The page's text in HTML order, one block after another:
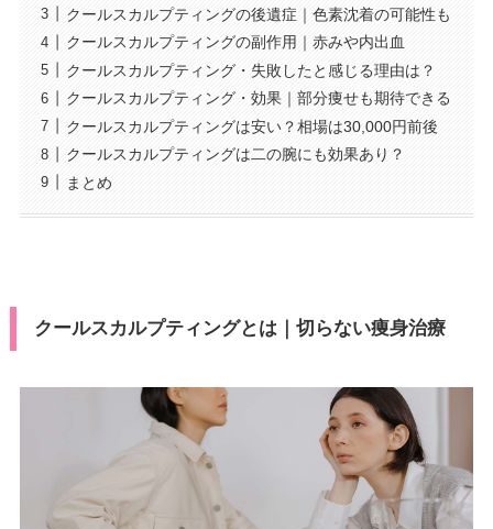
クールスカルプティングの後遺症｜色素沈着の可能性も
クールスカルプティングの副作用｜赤みや内出血
クールスカルプティング・失敗したと感じる理由は？
クールスカルプティング・効果｜部分痩せも期待できる
クールスカルプティングは安い？相場は30,000円前後
クールスカルプティングは二の腕にも効果あり？
まとめ
クールスカルプティングとは｜切らない痩身治療